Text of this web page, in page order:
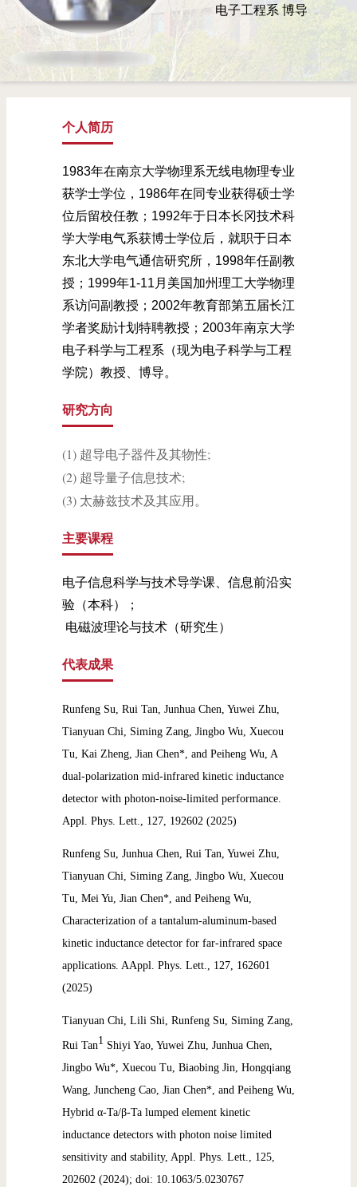
电子工程系 博导
个人简历
1983年在南京大学物理系无线电物理专业
获学士学位，1986年在同专业获得硕士学
位后留校任教；1992年于日本长冈技术科
学大学电气系获博士学位后，就职于日本
东北大学电气通信研究所，1998年任副教
授；1999年1-11月美国加州理工大学物理
系访问副教授；2002年教育部第五届长江
学者奖励计划特聘教授；2003年南京大学
电子科学与工程系（现为电子科学与工程
学院）教授、博导。
研究方向
(1) 超导电子器件及其物性;
(2) 超导量子信息技术;
(3) 太赫兹技术及其应用。
主要课程
电子信息科学与技术导学课、信息前沿实
验（本科）；
电磁波理论与技术（研究生）
代表成果
Runfeng Su, Rui Tan, Junhua Chen, Yuwei Zhu,
Tianyuan Chi, Siming Zang, Jingbo Wu, Xuecou
Tu, Kai Zheng, Jian Chen*, and Peiheng Wu, A
dual-polarization mid-infrared kinetic inductance
detector with photon-noise-limited performance.
Appl. Phys. Lett., 127, 192602 (2025)
Runfeng Su, Junhua Chen, Rui Tan, Yuwei Zhu,
Tianyuan Chi, Siming Zang, Jingbo Wu, Xuecou
Tu, Mei Yu, Jian Chen*, and Peiheng Wu,
Characterization of a tantalum-aluminum-based
kinetic inductance detector for far-infrared space
applications. AAppl. Phys. Lett., 127, 162601
(2025)
Tianyuan Chi, Lili Shi, Runfeng Su, Siming Zang,
Rui Tan1 Shiyi Yao, Yuwei Zhu, Junhua Chen,
Jingbo Wu*, Xuecou Tu, Biaobing Jin, Hongqiang
Wang, Juncheng Cao, Jian Chen*, and Peiheng Wu,
Hybrid α-Ta/β-Ta lumped element kinetic
inductance detectors with photon noise limited
sensitivity and stability, Appl. Phys. Lett., 125,
202602 (2024); doi: 10.1063/5.0230767